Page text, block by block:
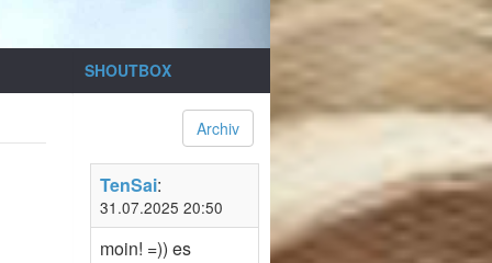
SHOUTBOX
Archiv
TenSai:
31.07.2025 20:50
moin! =)) es